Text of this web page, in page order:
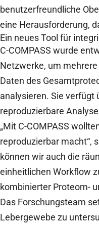
benutzerfreundliche
eine Herausforderung,
Ein neues Tool für
C-COMPASS wurde
Netzwerke, um
Daten des
analysieren. Sie
reproduzierbare
„Mit C-COMPASS
reproduzierbar macht“,
können wir auch die
einheitlichen Workflow
kombinierter Proteom-
Das Forschungsteam
Lebergewebe zu